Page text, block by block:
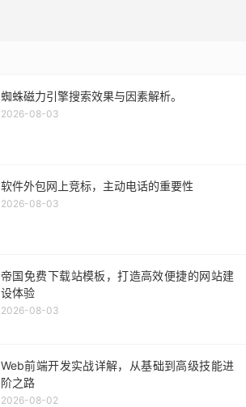
蜘蛛磁力引擎搜索效果与因素解析。
2026-08-03
软件外包网上竞标，主动电话的重要性
2026-08-03
帝国免费下载站模板，打造高效便捷的网站建
设体验
2026-08-03
Web前端开发实战详解，从基础到高级技能进
阶之路
2026-08-02